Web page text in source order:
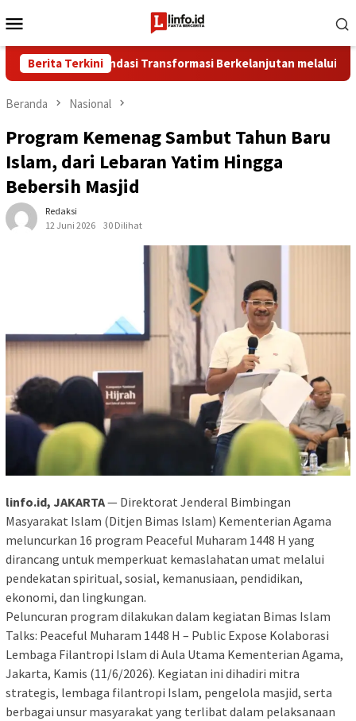
ke
Mobile
Berita Terkini
Fondasi Transformasi Berkelanjutan melalui Investasi
Beranda Nasional
Program Kemenag Sambut Tahun Baru
Islam, dari Lebaran Yatim Hingga
Bebersih Masjid
Redaksi
12 Juni 2026
30 Dilihat
linfo.id, JAKARTA— Direktorat Jenderal Bimbingan
Masyarakat Islam (Ditjen Bimas Islam) Kementerian Agama
meluncurkan 16 program Peaceful Muharam 1448 H yang
dirancang untuk memperkuat kemaslahatan umat melalui
pendekatan spiritual, sosial, kemanusiaan, pendidikan,
ekonomi, dan lingkungan.
Peluncuran program dilakukan dalam kegiatan Bimas Islam
Talks: Peaceful Muharam 1448 H – Public Expose Kolaborasi
Lembaga Filantropi Islam di Aula Utama Kementerian Agama,
Jakarta, Kamis (11/6/2026). Kegiatan ini dihadiri mitra
strategis, lembaga filantropi Islam, pengelola masjid, serta
berbagai unsur masyarakat yang terlibat dalam pelaksanaan